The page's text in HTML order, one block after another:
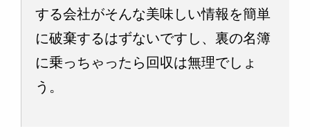
する会社がそんな美味しい情報を簡単
に破棄するはずないですし、裏の名簿
に乗っちゃったら回収は無理でしょ
う。